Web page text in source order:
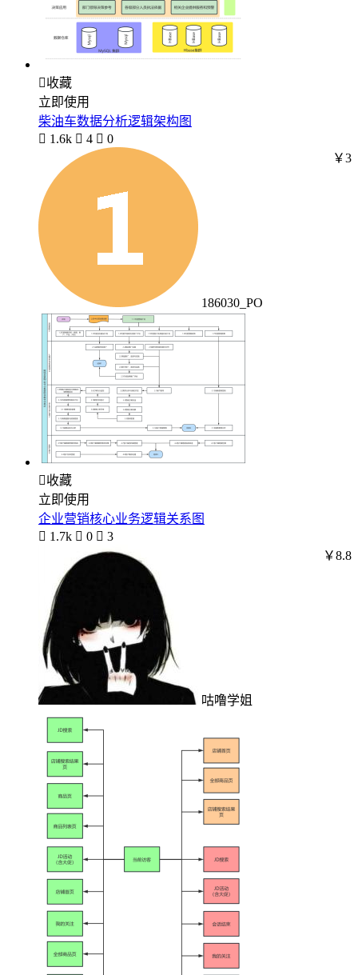
收藏
立即使用
柴油车数据分析逻辑架构图
 1.6k  4  0
186030_PO
￥3
收藏
立即使用
企业营销核心业务逻辑关系图
 1.7k  0  3
咕噜学姐
￥8.8